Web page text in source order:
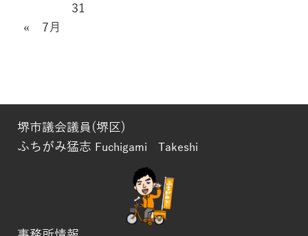
31
« 7月
堺市議会議員(堺区)
ふちがみ猛志 Fuchigami Takeshi